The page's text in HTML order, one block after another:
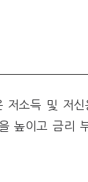
저소득 및 저신
높이고 금리